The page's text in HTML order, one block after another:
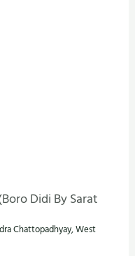
(Boro Didi By Sarat
Chattopadhyay,West